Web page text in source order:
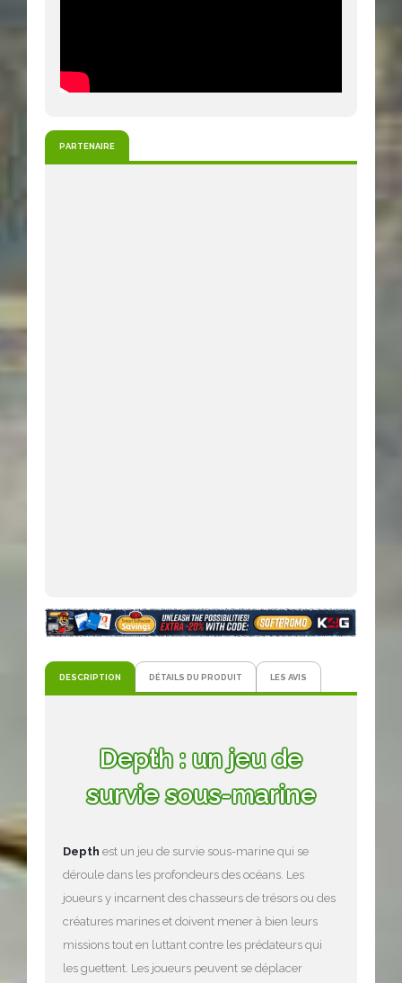
PARTENAIRE
DESCRIPTION DÉTAILS DU PRODUIT LES AVIS
Depth : un jeu de
survie sous-marine
Depth est un jeu de survie sous-marine qui se
déroule dans les profondeurs des océans. Les
joueurs y incarnent des chasseurs de trésors ou des
créatures marines et doivent mener à bien leurs
missions tout en luttant contre les prédateurs qui
les guettent. Les joueurs peuvent se déplacer